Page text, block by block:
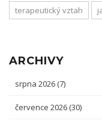
terapeutický vztah
ARCHIVY
srpna 2026 (7)
července 2026 (30)